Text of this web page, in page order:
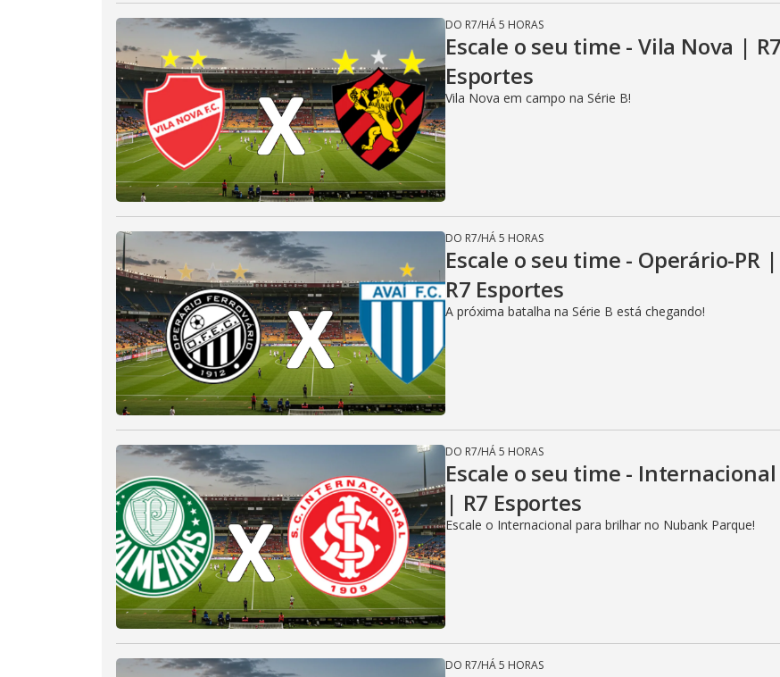
DO R7/HÁ 5 HORAS
Escale o seu time - Vila Nova | R7
Esportes
Vila Nova em campo na Série B!
DO R7/HÁ 5 HORAS
Escale o seu time - Operário-PR |
R7 Esportes
A próxima batalha na Série B está chegando!
DO R7/HÁ 5 HORAS
Escale o seu time - Internacional
| R7 Esportes
Escale o Internacional para brilhar no Nubank Parque!
DO R7/HÁ 5 HORAS